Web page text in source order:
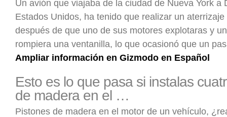
Un avión que viajaba de la ciudad de Nueva York a
Estados Unidos, ha tenido que realizar un
después de que uno de sus motores explotaras y
rompiera una ventanilla, lo que ocasionó que un
Ampliar información en Gizmodo en Español
Esto es lo que pasa si instalas
de madera en el …
Pistones de madera en el motor de un vehículo,